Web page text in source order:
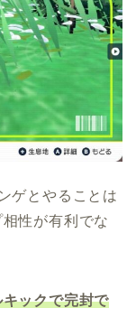
ゲとやることは
性が有利でな
ックで完封で